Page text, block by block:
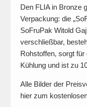
Den FLIA in Bronze
Verpackung: die
SoFruPak Witold
verschließbar,
Rohstoffen, sorgt für
Kühlung und ist zu
Alle Bilder der
hier zum